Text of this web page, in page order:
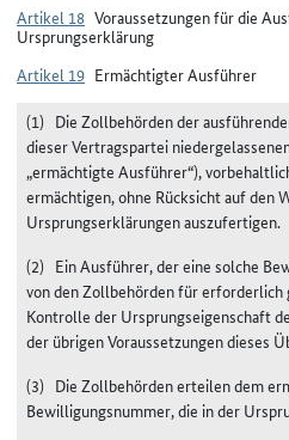
Artikel 18 Voraussetzungen für die
Ursprungserklärung
Artikel 19 Ermächtigter Ausführer
(1) Die Zollbehörden der
dieser Vertragspartei
„ermächtigte Ausführer“),
ermächtigen, ohne Rücksicht auf den
Ursprungserklärungen auszufertigen.
(2) Ein Ausführer, der eine solche
von den Zollbehörden für erforderlich
Kontrolle der Ursprungseigenschaft
der übrigen Voraussetzungen dieses
(3) Die Zollbehörden erteilen dem
Bewilligungsnummer, die in der